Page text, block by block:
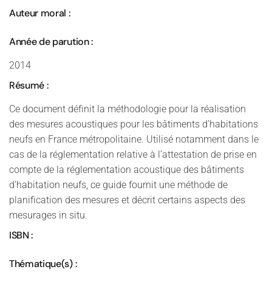
Auteur moral :
Année de parution :
2014
Résumé :
Ce document définit la méthodologie pour la réalisation
des mesures acoustiques pour les bâtiments d’habitations
neufs en France métropolitaine. Utilisé notamment dans le
cas de la réglementation relative à l’attestation de prise en
compte de la réglementation acoustique des bâtiments
d’habitation neufs, ce guide fournit une méthode de
planification des mesures et décrit certains aspects des
mesurages in situ.
ISBN :
Thématique(s) :